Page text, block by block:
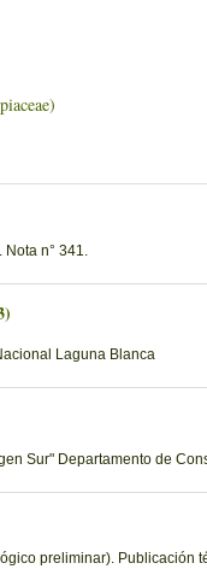
n° 341.
Laguna Blanca
Sur" Departamento de
preliminar).